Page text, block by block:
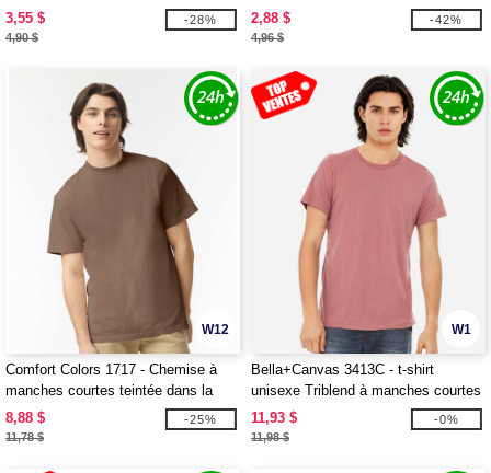
3,55 $
4,90 $
-28% 2,88 $
4,96 $
-42%
W12
Comfort Colors 1717 - Chemise à
manches courtes teintée dans la
masse
8,88 $
11,78 $
-25%
W1
Bella+Canvas 3413C - t-shirt
unisexe Triblend à manches courtes
11,93 $
11,98 $
-0%